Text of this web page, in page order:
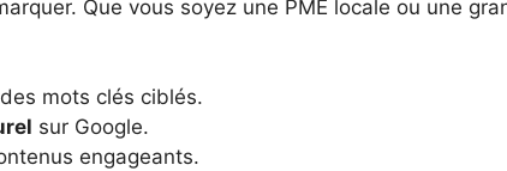
Que vous soyez une PME locale ou une
mots clés ciblés.
sur Google.
engageants.